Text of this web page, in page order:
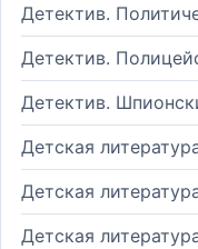
Детектив.
Детектив.
Детектив.
Детская
Детская
Детская